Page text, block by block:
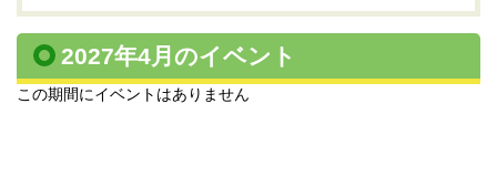
2027年4月のイベント
この期間にイベントはありません